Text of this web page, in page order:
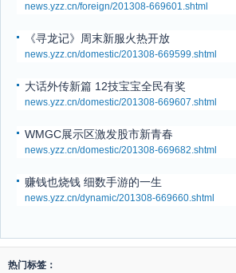
news.yzz.cn/foreign/201308-669601.shtml
《寻龙记》周末新服火热开放
news.yzz.cn/domestic/201308-669599.shtml
大话外传新篇 12技宝宝全民有奖
news.yzz.cn/domestic/201308-669607.shtml
WMGC展示区激发股市新青春
news.yzz.cn/domestic/201308-669682.shtml
赚钱也烧钱 细数手游的一生
news.yzz.cn/dynamic/201308-669660.shtml
热门标签：